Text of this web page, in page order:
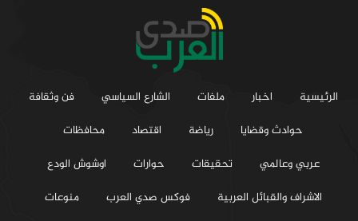
الرئيسية اخبار ملفات الشارع السياسي
فن وثقافة
حوادث وقضايا
رياضة اقتصاد
محافظات
عربي وعالمي
تحقيقات حوارات
اوشوش الودع
الاشراف والقبائل العربية
فوكس صدي العرب
منوعات